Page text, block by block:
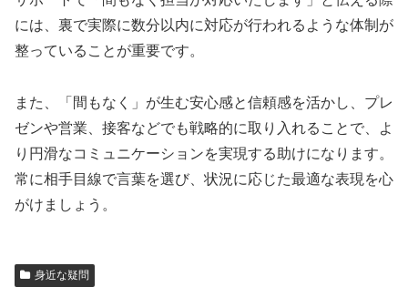
には、裏で実際に数分以内に対応が行われるような体制が
整っていることが重要です。
また、「間もなく」が生む安心感と信頼感を活かし、プレ
ゼンや営業、接客などでも戦略的に取り入れることで、よ
り円滑なコミュニケーションを実現する助けになります。
常に相手目線で言葉を選び、状況に応じた最適な表現を心
がけましょう。
身近な疑問